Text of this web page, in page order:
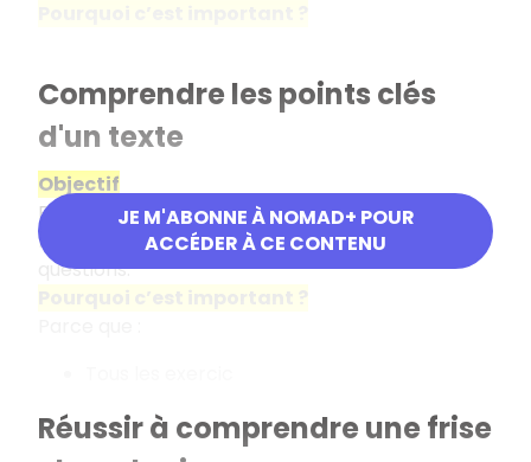
JE M'ABONNE À NOMAD+ POUR
ACCÉDER À CE CONTENU
Comprendre les points clés
d'un texte
Objectif
Repérer les idées principales d’un texte pour
mieux comprendre, résumer et répondre aux
questions.
Réussir à comprendre une frise